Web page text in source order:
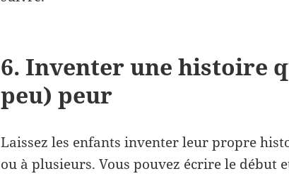
6. Inventer une histoire
peu) peur
Laissez les enfants inventer leur propre
ou à plusieurs. Vous pouvez écrire le début